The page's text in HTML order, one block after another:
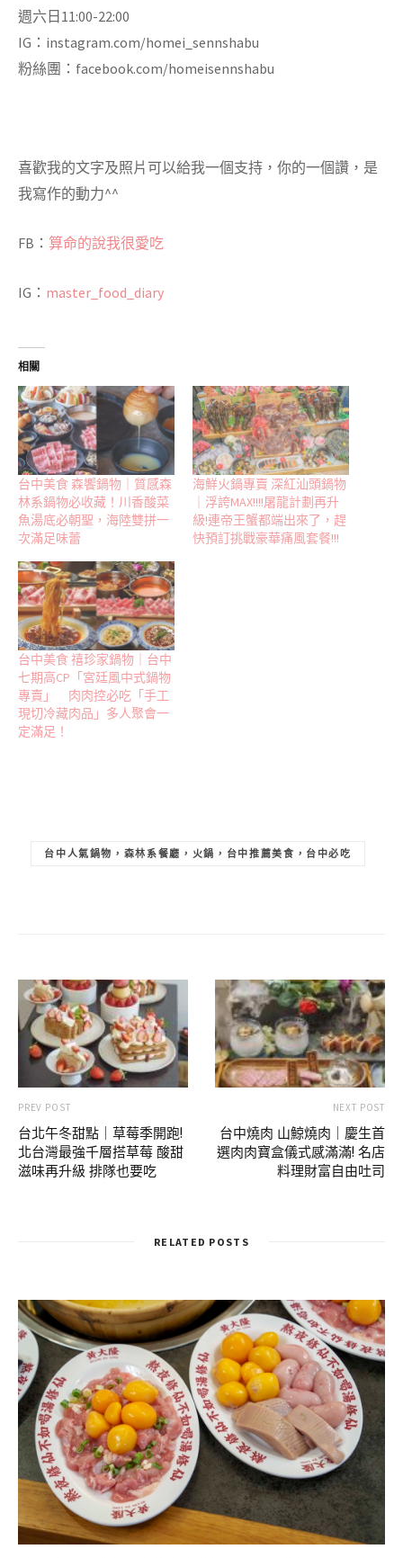
週六日11:00-22:00
IG：instagram.com/homei_sennshabu
粉絲團：facebook.com/homeisennshabu
喜歡我的文字及照片可以給我一個支持，你的一個讚，是
我寫作的動力^^
FB： 算命的說我很愛吃
IG： master_food_diary
相關
台中美食 森饗鍋物｜質感森
林系鍋物必收藏！川香酸菜
魚湯底必朝聖，海陸雙拼一
次滿足味蕾
海鮮火鍋專賣 深紅汕頭鍋物
｜浮誇MAX!!!!屠龍計劃再升
級!連帝王蟹都端出來了，趕
快預訂挑戰豪華痛風套餐!!!
台中美食 禧珍家鍋物｜台中
七期高CP「宮廷風中式鍋物
專賣」 肉肉控必吃「手工
現切冷藏肉品」多人聚會一
定滿足！
台中人氣鍋物，森林系餐廳，火鍋，台中推薦美食，台中必吃
PREV POST
台北午冬甜點｜草莓季開跑!
北台灣最強千層搭草莓 酸甜
滋味再升級 排隊也要吃
NEXT POST
台中燒肉 山鯨燒肉｜慶生首
選肉肉寶盒儀式感滿滿! 名店
料理財富自由吐司
RELATED POSTS